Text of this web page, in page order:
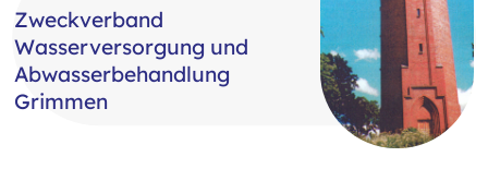
Zweckverband
Wasserversorgung und
Abwasserbehandlung
Grimmen